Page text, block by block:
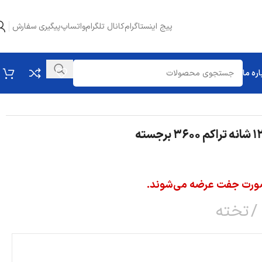
پیج اینستاگرامکانال تلگرامواتساپپیگیری سفارش
ما
جفت عرضه می‌شوند.
تخته